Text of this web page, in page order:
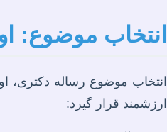
انتخاب موضوع:
انتخاب موضوع رساله
ارزشمند قرار گیرد: